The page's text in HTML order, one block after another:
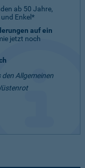
ab 50 Jahre,
Enkel*
auf ein
jetzt noch
Allgemeinen